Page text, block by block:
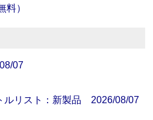
料）
07
ルリスト：新製品 2026/08/07